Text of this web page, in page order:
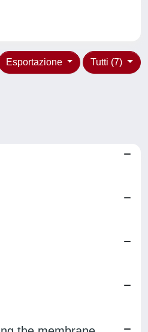
Tutti (7)
Esportazione